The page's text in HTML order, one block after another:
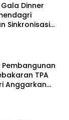
Dinner
Sinkronisasi
TPA
Anggarkan